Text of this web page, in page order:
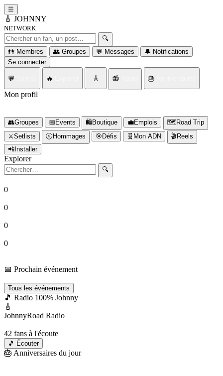
☰
🎸 JOHNNY
NETWORK
Rechercher un fan ou un post
🔍
👫 Membres
👥 Groupes 💬 Messages
🔔 Notifications
Se connecter
💬 🔥 🎸 📻 🎂
Mon profil
👥Groupes 📅Events 🛍️Boutique 💼Emplois 🗺️Road Trip
⚔️Setlists 🕥️Hommages 🎯Défis 🧬 Mon ADN 🎬Reels
📲Installer
Explorer
Rechercher
🔍
0
0
0
0
📅 Prochain événement
Tous les événements
🎵 Radio 100% Johnny
🎸
JohnnyRoad Radio
42 fans à l'écoute
🎵 Écouter
🎂 Anniversaires du jour